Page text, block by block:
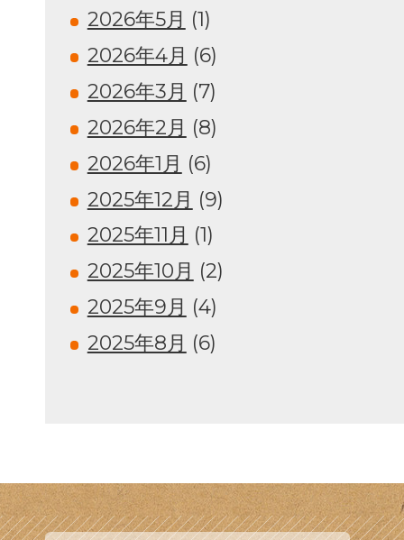
2026年5月 (1)
2026年4月 (6)
2026年3月 (7)
2026年2月 (8)
2026年1月 (6)
2025年12月 (9)
2025年11月 (1)
2025年10月 (2)
2025年9月 (4)
2025年8月 (6)